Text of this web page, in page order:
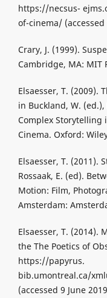
https://necsus-
of-cinema/ (accessed
Crary, J. (1999).
Cambridge, MA: MIT
Elsaesser, T. (2009).
in Buckland, W. (ed.),
Complex Storytelling
Cinema. Oxford:
Elsaesser, T. (2011).
Rossaak, E. (ed).
Motion: Film,
Amsterdam:
Elsaesser, T. (2014).
the The Poetics of
https://papyrus.
bib.umontreal.ca/
(accessed 9 June